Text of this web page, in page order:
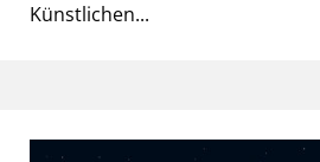
Künstlichen...